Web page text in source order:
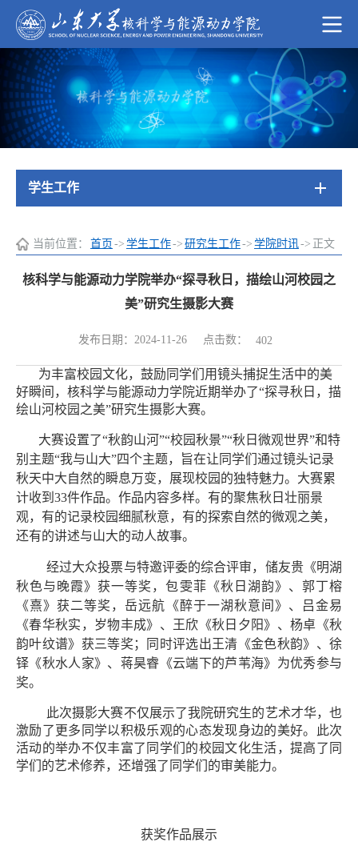
学生工作
当前位置： 首页 -> 学生工作-> 研究生工作-> 学院时讯-> 正文
核科学与能源动力学院举办“探寻秋日，描绘山河校园之
美”研究生摄影大赛
发布日期：2024-11-26 点击数： 402
为丰富校园文化，鼓励同学们用镜头捕捉生活中的美
好瞬间，核科学与能源动力学院近期举办了“探寻秋日，描
绘山河校园之美”研究生摄影大赛。
大赛设置了“秋韵山河”“校园秋景”“秋日微观世界”和特
别主题“我与山大”四个主题，旨在让同学们通过镜头记录
秋天中大自然的瞬息万变，展现校园的独特魅力。大赛累
计收到 33件作品。作品内容多样。有的聚焦秋日壮丽景
观，有的记录校园细腻秋意，有的探索自然的微观之美，
还有的讲述与山大的动人故事。
经过大众投票与特邀评委的综合评审， 储友贵《明湖
秋色与晚霞》获一等奖，包雯菲 《秋日湖韵》 、郭丁榕
《熹》获二等奖，岳远航 《醉于一湖秋意间》 、吕金易
《春华秋实，岁物丰成》 、王欣 《秋日夕阳》 、杨卓 《秋
韵叶纹谱》获三等奖；同时评选出王清 《金色秋韵》 、徐
铎 《秋水人家》 、蒋昊睿 《云端下的芦苇海》 为优秀参与
奖。
此次摄影大赛不仅展示了我院研究生的艺术才华，也
激励了更多同学以积极乐观的心态发现身边的美好。此次
活动的举办不仅丰富了同学们的校园文化生活，提高了同
学们的艺术修养，还增强了同学们的审美能力。
获奖作品展示